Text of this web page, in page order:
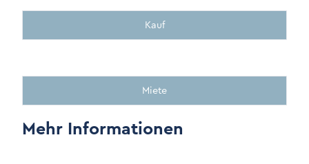
Kauf
Miete
Mehr Informationen